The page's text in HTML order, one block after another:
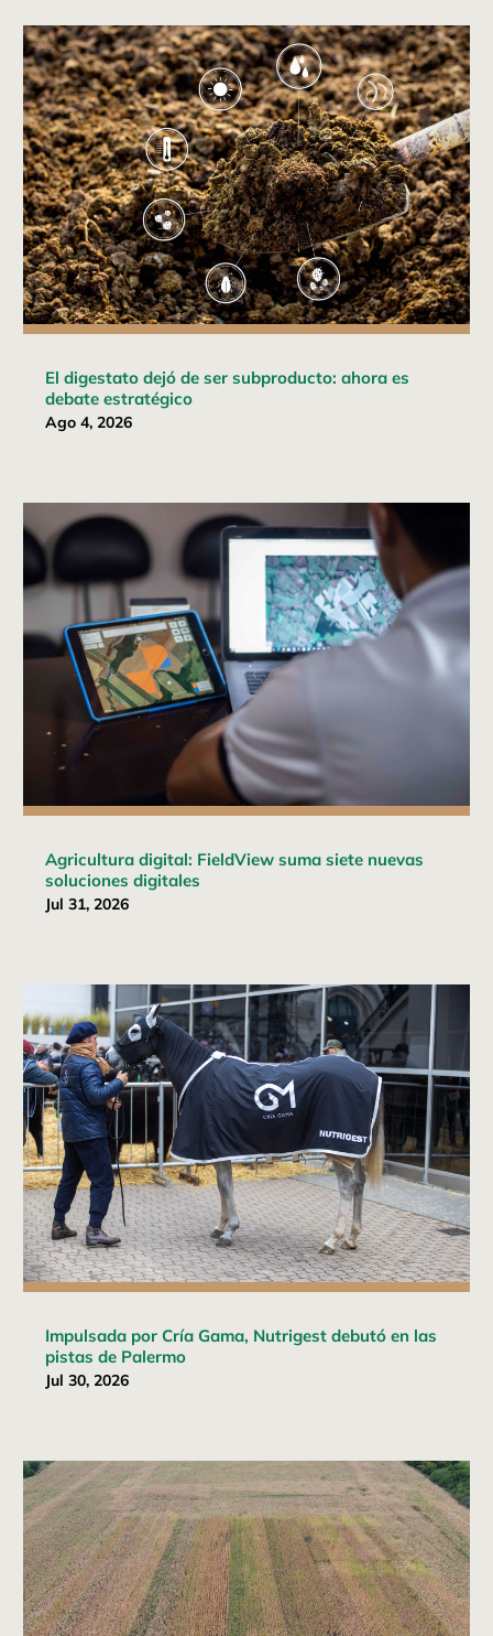
El digestato dejó de ser subproducto: ahora es
debate estratégico
Ago 4, 2026
Agricultura digital: FieldView suma siete nuevas
soluciones digitales
Jul 31, 2026
Impulsada por Cría Gama, Nutrigest debutó en las
pistas de Palermo
Jul 30, 2026